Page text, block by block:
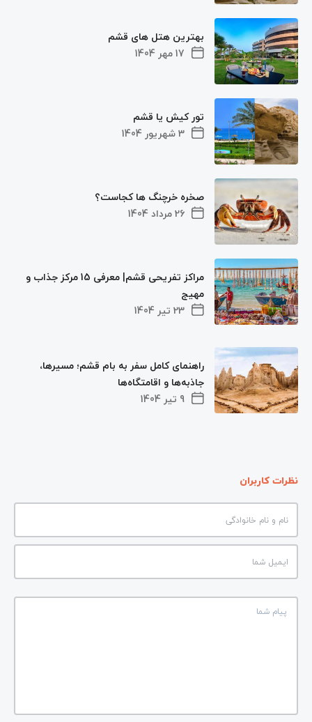
17 مهر 1404
بهترین هتل های قشم
3 شهریور 1404
تور کیش یا قشم
26 مرداد 1404
صخره خرچنگ ها کجاست؟
23 تیر 1404
مراکز تفریحی قشم| معرفی 15 مرکز جذاب و
مهیج
9 تیر 1404
راهنمای کامل سفر به بام قشم؛ مسیرها،
جاذبه‌ها و اقامتگاه‌ها
نظرات کاربران